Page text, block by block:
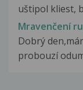
uštipol kliest,
Mravenčení
Dobrý
probouzí